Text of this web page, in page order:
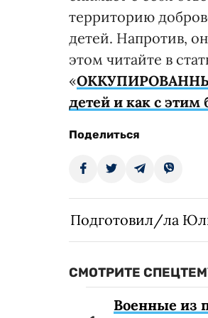
территорию
детей. Напротив,
этом читайте в
«
детей и как с этим
Поделиться
Подготовил/ла
СМОТРИТЕ
Военные из